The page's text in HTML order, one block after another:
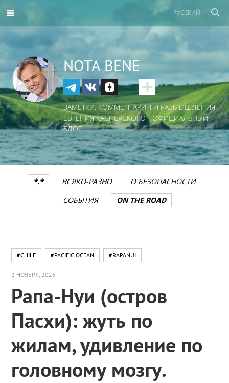
РУССКИЙ
NOTA BENE
ЗАМЕТКИ, КОММЕНТАРИИ И РАЗМЫШЛЕНИЯ
ЕВГЕНИЯ КАСПЕРСКОГО - ОФИЦИАЛЬНЫЙ
БЛОГ
*.* ВСЯКО-РАЗНО
О БЕЗОПАСНОСТИ
СОБЫТИЯ
ON THE ROAD
#CHILE #PACIFIC OCEAN #RAPANUI
2 НОЯБРЯ, 2025
Рапа-Нуи (остров
Пасхи): жуть по
жилам, удивление по
головному мозгу.